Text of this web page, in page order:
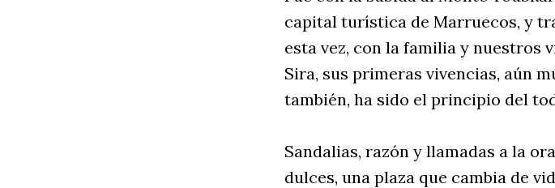
capital turística de Marruecos, y
esta vez, con la familia y nuestros
Sira, sus primeras vivencias, aún
también, ha sido el principio del
Sandalias, razón y llamadas a la
dulces, una plaza que cambia de